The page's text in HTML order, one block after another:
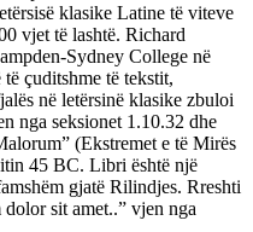
klasike Latine të viteve
vjet të lashtë. Richard
Sydney College në
çuditshme të tekstit,
në letërsinë klasike zbuloi
nga seksionet 1.10.32 dhe
(Ekstremet e të Mirës
45 BC. Libri është një
gjatë Rilindjes. Rreshti
sit amet..” vjen nga